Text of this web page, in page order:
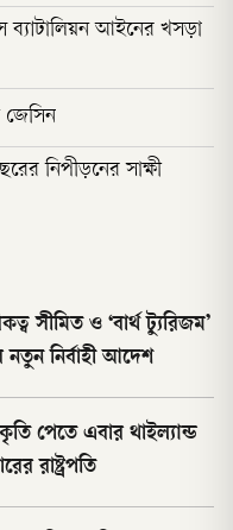
ব্যাটালিয়ন আইনের খসড়া
জেসিন
নিপীড়নের সাক্ষী
সীমিত ও ‘বার্থ ট্যুরিজম’
নতুন নির্বাহী আদেশ
পেতে এবার থাইল্যান্ড
রাষ্ট্রপতি